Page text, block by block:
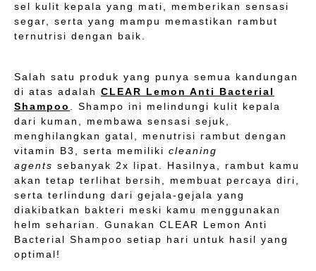
sel kulit kepala yang mati, memberikan sensasi
segar, serta yang mampu memastikan rambut
ternutrisi dengan baik.
Salah satu produk yang punya semua kandungan
di atas adalah CLEAR Lemon Anti Bacterial
Shampoo . Shampo ini melindungi kulit kepala
dari kuman, membawa sensasi sejuk,
menghilangkan gatal, menutrisi rambut dengan
vitamin B3, serta memiliki cleaning
agents sebanyak 2x lipat. Hasilnya, rambut kamu
akan tetap terlihat bersih, membuat percaya diri,
serta terlindung dari gejala-gejala yang
diakibatkan bakteri meski kamu menggunakan
helm seharian. Gunakan CLEAR Lemon Anti
Bacterial Shampoo setiap hari untuk hasil yang
optimal!